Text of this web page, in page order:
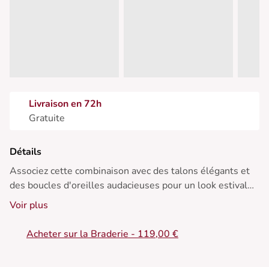
Livraison en 72h
Gratuite
Détails
Associez cette combinaison avec des talons élégants et
des boucles d'oreilles audacieuses pour un look estival
parfait.
• Combinaison cintrée en viscose
Voir plus
Acheter sur la Braderie - 119,00 €